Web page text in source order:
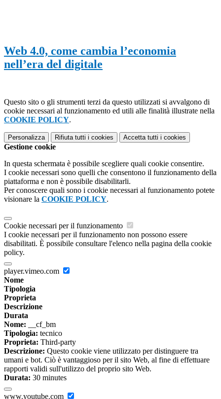
Web 4.0, come cambia l’economia
nell’era del digitale
Questo sito o gli strumenti terzi da questo utilizzati si avvalgono di
cookie necessari al funzionamento ed utili alle finalità illustrate nella
COOKIE POLICY.
Personalizza Rifiuta tutti i cookies Accetta tutti i cookies
Gestione cookie
In questa schermata è possibile scegliere quali cookie consentire.
I cookie necessari sono quelli che consentono il funzionamento della
piattaforma e non è possibile disabilitarli.
Per conoscere quali sono i cookie necessari al funzionamento potete
visionare la COOKIE POLICY.
Cookie necessari per il funzionamento
I cookie necessari per il funzionamento non possono essere
disabilitati. È possibile consultare l'elenco nella pagina della cookie
policy.
player.vimeo.com
Nome
Tipologia
Proprieta
Descrizione
Durata
Nome: __cf_bm
Tipologia: tecnico
Proprieta: Third-party
Descrizione: Questo cookie viene utilizzato per distinguere tra
umani e bot. Ciò è vantaggioso per il sito Web, al fine di effettuare
rapporti validi sull'utilizzo del proprio sito Web.
Durata: 30 minutes
www.youtube.com